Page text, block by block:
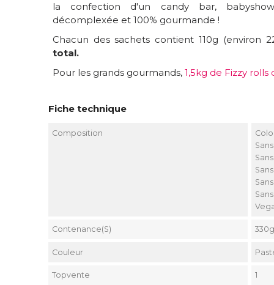
la confection d'un candy bar,
décomplexée et 100% gourmande !
Chacun des sachets contient 110g (environ
total.
Pour les grands gourmands, 1,5kg de Fizzy rolls
Fiche technique
Composition
Contenance(s) 330g
Couleur
Topvente 1